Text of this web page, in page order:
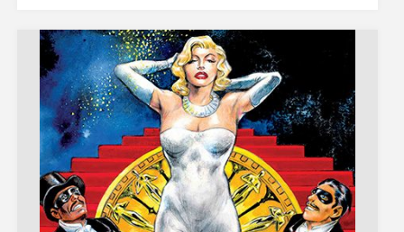
–
Oil
Robots"